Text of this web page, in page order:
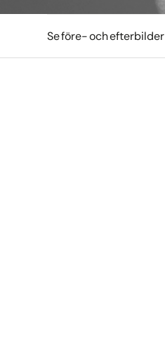
Se före- och efterbilder